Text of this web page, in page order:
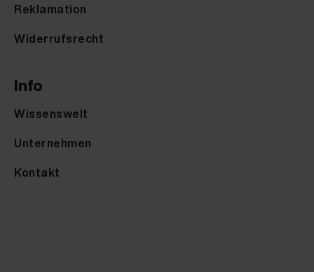
Reklamation
Widerrufsrecht
Info
Wissenswelt
Unternehmen
Kontakt